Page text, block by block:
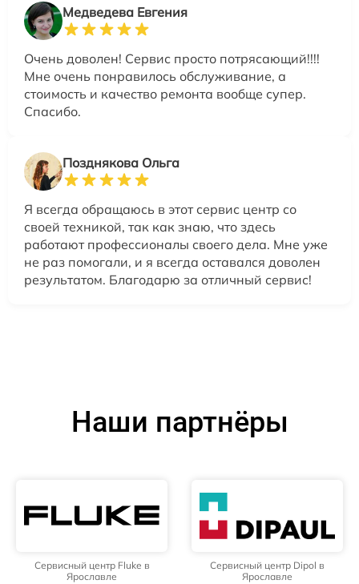
Медведева Евгения
Очень доволен! Сервис просто потрясающий!!!!
Мне очень понравилось обслуживание, а
стоимость и качество ремонта вообще супер.
Спасибо.
Позднякова Ольга
Я всегда обращаюсь в этот сервис центр со
своей техникой, так как знаю, что здесь
работают профессионалы своего дела. Мне уже
не раз помогали, и я всегда оставался доволен
результатом. Благодарю за отличный сервис!
Наши партнёры
Сервисный центр Fluke в
Ярославле
Сервисный центр Dipol в
Ярославле